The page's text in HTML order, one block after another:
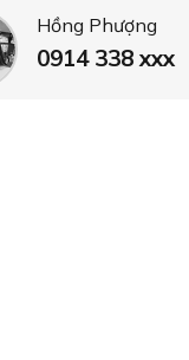
Hồng Phượng
0914 338 xxx